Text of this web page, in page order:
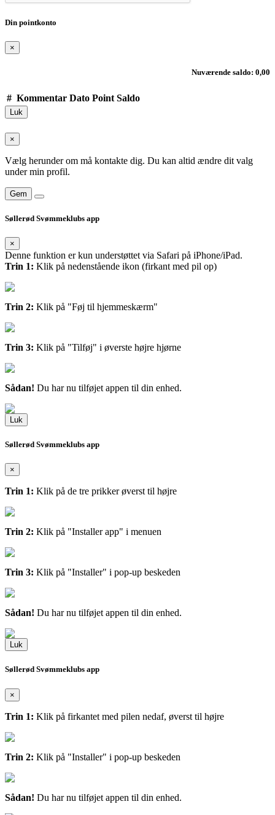
Din pointkonto
×
Nuværende saldo: 0,00
# Kommentar Dato Point Saldo
Luk
×
Vælg herunder om må kontakte dig. Du kan altid ændre dit valg
under min profil.
Gem
Søllerød Svømmeklubs app
×
Denne funktion er kun understøttet via Safari på iPhone/iPad.
Trin 1: Klik på nedenstående ikon (firkant med pil op)
Trin 2: Klik på "Føj til hjemmeskærm"
Trin 3: Klik på "Tilføj" i øverste højre hjørne
Sådan! Du har nu tilføjet appen til din enhed.
Luk
Søllerød Svømmeklubs app
×
Trin 1: Klik på de tre prikker øverst til højre
Trin 2: Klik på "Installer app" i menuen
Trin 3: Klik på "Installer" i pop-up beskeden
Sådan! Du har nu tilføjet appen til din enhed.
Luk
Søllerød Svømmeklubs app
×
Trin 1: Klik på firkantet med pilen nedaf, øverst til højre
Trin 2: Klik på "Installer" i pop-up beskeden
Sådan! Du har nu tilføjet appen til din enhed.